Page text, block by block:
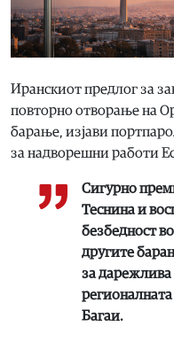
Иранскиот предлог за
повторно отворање на
барање, изјави
за надворешни работи
Сигурно
Теснина и
безбедност
другите
за дарежлива
регионалната
Багаи.